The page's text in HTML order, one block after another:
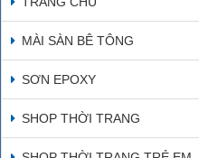
MÀI SÀN BÊ TÔNG
SƠN EPOXY
SHOP THỜI TRANG